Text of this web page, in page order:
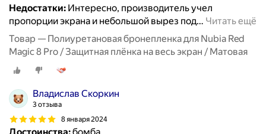
Недостатки: Интересно, производитель учел
пропорции экрана и небольшой вырез под… Читать ещё
Товар — Полиуретановая бронепленка для Nubia Red
Magic 8 Pro / Защитная плёнка на весь экран / Матовая
Владислав Скоркин
3 отзыва
8 января 2024